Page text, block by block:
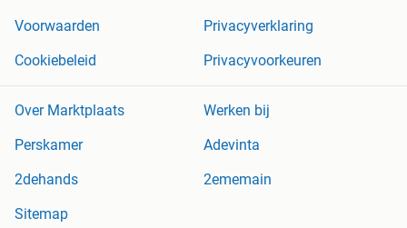
Voorwaarden
Privacyverklaring
Cookiebeleid
Privacyvoorkeuren
Over Marktplaats
Werken bij
Perskamer
Adevinta
2dehands
2ememain
Sitemap